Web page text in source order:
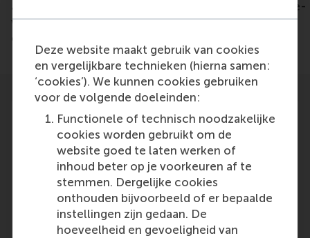
Deze website maakt gebruik van cookies
en vergelijkbare technieken (hierna samen:
‘cookies’). We kunnen cookies gebruiken
voor de volgende doeleinden:
Functionele of technisch noodzakelijke
cookies worden gebruikt om de
website goed te laten werken of
inhoud beter op je voorkeuren af te
stemmen. Dergelijke cookies
onthouden bijvoorbeeld of er bepaalde
instellingen zijn gedaan. De
hoeveelheid en gevoeligheid van
article: https://www.ad.nl/rotterdam/spotgoedkope-
winkels-met-schreeuwerige-etalages-in-het-
centrum-is-dit-wat-je-wil-als-stad~a2202f5b/
Participants
Cor Molenaar
Role: Faculty
Reference type: Quoted